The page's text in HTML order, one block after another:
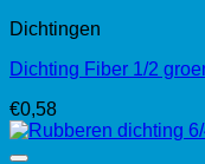
Dichtingen
Dichting Fiber 1/2
€0,58